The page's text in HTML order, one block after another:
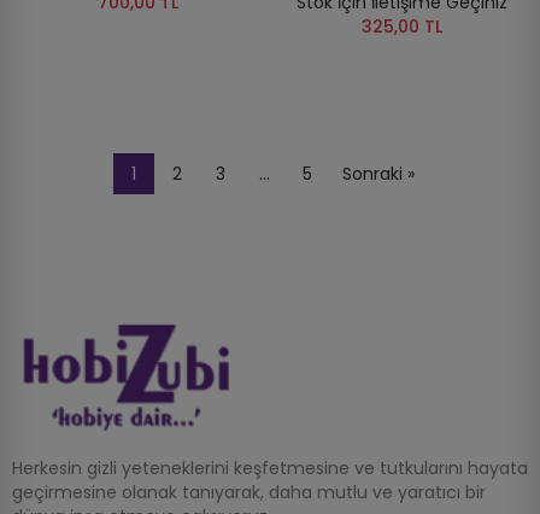
325,00 TL
1 2 3 … 5 Sonraki »
Herkesin gizli yeteneklerini keşfetmesine ve tutkularını hayata
geçirmesine olanak tanıyarak, daha mutlu ve yaratıcı bir